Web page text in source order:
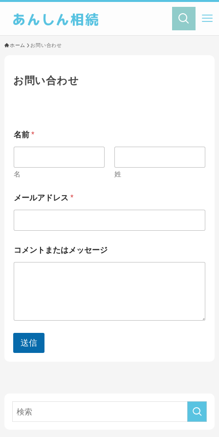
あんしん相続
ホーム お問い合わせ
お問い合わせ
名前 *
名 姓
コ
メ
た
は
メ
ー
ド
メールアドレス *
コメントまたはメッセージ
送信